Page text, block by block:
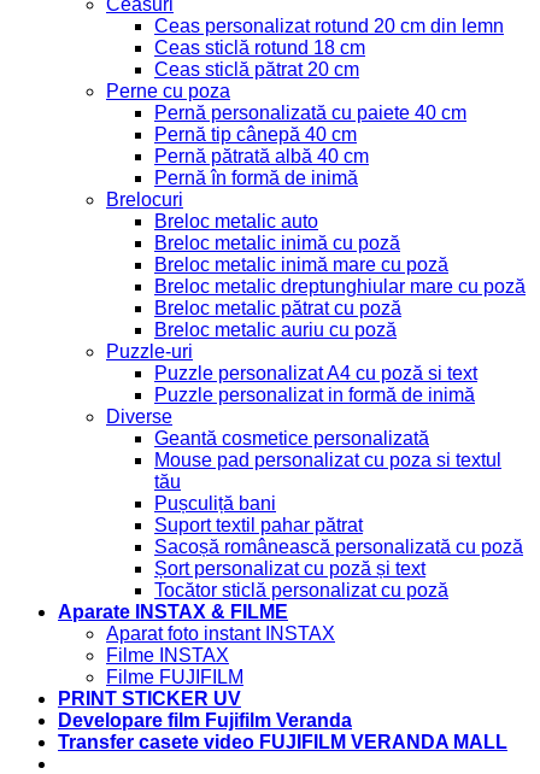
Ceasuri
Ceas personalizat rotund 20 cm din lemn
Ceas sticlă rotund 18 cm
Ceas sticlă pătrat 20 cm
Perne cu poza
Pernă personalizată cu paiete 40 cm
Pernă tip cânepă 40 cm
Pernă pătrată albă 40 cm
Pernă în formă de inimă
Brelocuri
Breloc metalic auto
Breloc metalic inimă cu poză
Breloc metalic inimă mare cu poză
Breloc metalic dreptunghiular mare cu poză
Breloc metalic pătrat cu poză
Breloc metalic auriu cu poză
Puzzle-uri
Puzzle personalizat A4 cu poză si text
Puzzle personalizat in formă de inimă
Diverse
Geantă cosmetice personalizată
Mouse pad personalizat cu poza si textul
tău
Pușculiță bani
Suport textil pahar pătrat
Sacoșă românească personalizată cu poză
Șort personalizat cu poză și text
Tocător sticlă personalizat cu poză
Aparate INSTAX & FILME
Aparat foto instant INSTAX
Filme INSTAX
Filme FUJIFILM
PRINT STICKER UV
Developare film Fujifilm Veranda
Transfer casete video FUJIFILM VERANDA MALL